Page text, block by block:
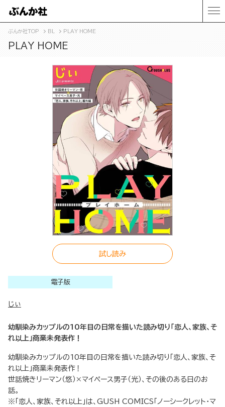
ぶんか社TOP BL PLAY HOME
PLAY HOME
試し読み
電子版
じぃ
幼馴染みカップルの10年目の日常を描いた読み切り「恋人、家族、そ
れ以上」商業未発表作！
幼馴染みカップルの10年目の日常を描いた読み切り「恋人、家族、そ
れ以上」商業未発表作！
世話焼きリーマン（悠）×マイペース男子（光）、その後のある日のお
話。
※「恋人、家族、それ以上」は、GUSH COMICS「ノーシークレット・マ